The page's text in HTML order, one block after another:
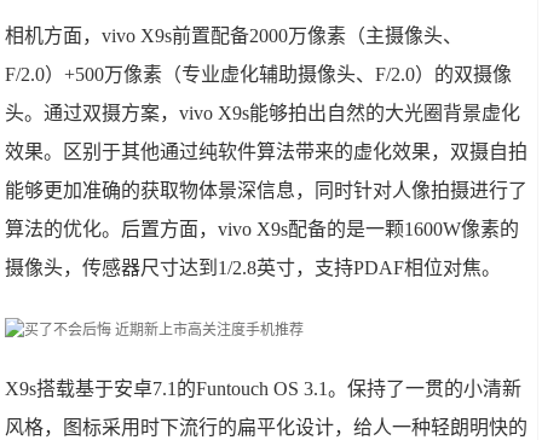
相机方面，vivo X9s前置配备2000万像素（主摄像头、
F/2.0）+500万像素（专业虚化辅助摄像头、F/2.0）的双摄像
头。通过双摄方案，vivo X9s能够拍出自然的大光圈背景虚化
效果。区别于其他通过纯软件算法带来的虚化效果，双摄自拍
能够更加准确的获取物体景深信息，同时针对人像拍摄进行了
算法的优化。后置方面，vivo X9s配备的是一颗1600W像素的
摄像头，传感器尺寸达到1/2.8英寸，支持PDAF相位对焦。
X9s搭载基于安卓7.1的Funtouch OS 3.1。保持了一贯的小清新
风格，图标采用时下流行的扁平化设计，给人一种轻朗明快的